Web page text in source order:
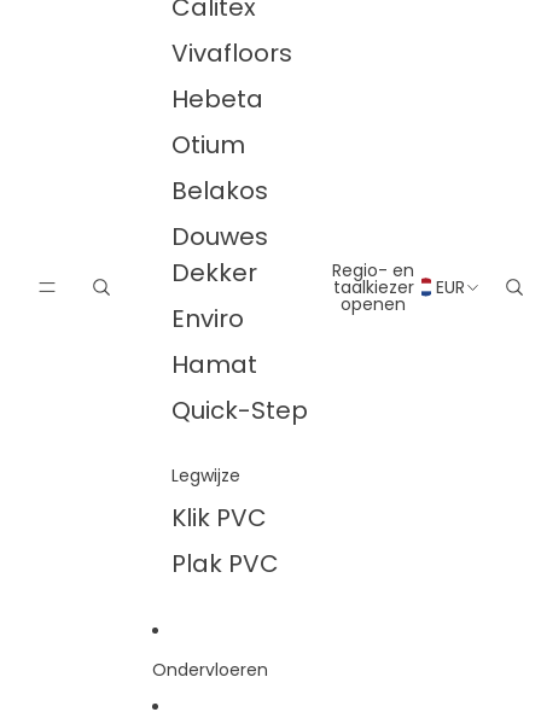
Calitex
Vivafloors
Hebeta
Otium
Belakos
Douwes
Dekker
Enviro
Hamat
Quick-Step
Legwijze
Klik PVC
Plak PVC
Ondervloeren
Regio- en
taalkiezer
openen
EUR